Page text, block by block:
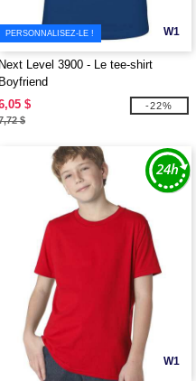
W1
PERSONNALISEZ-LE !
Next Level 3900 - Le tee-shirt
Boyfriend
$
$
-22%
W1